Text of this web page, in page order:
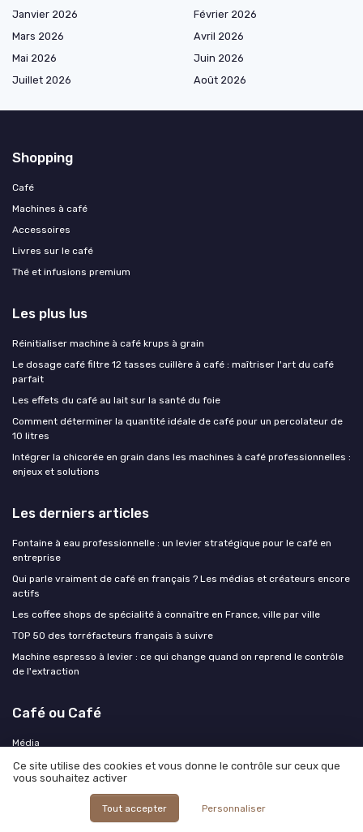
Janvier 2026
Février 2026
Mars 2026
Avril 2026
Mai 2026
Juin 2026
Juillet 2026
Août 2026
Shopping
Café
Machines à café
Accessoires
Livres sur le café
Thé et infusions premium
Les plus lus
Réinitialiser machine à café krups à grain
Le dosage café filtre 12 tasses cuillère à café : maîtriser l'art du café
parfait
Les effets du café au lait sur la santé du foie
Comment déterminer la quantité idéale de café pour un percolateur de
10 litres
Intégrer la chicorée en grain dans les machines à café professionnelles :
enjeux et solutions
Les derniers articles
Fontaine à eau professionnelle : un levier stratégique pour le café en
entreprise
Qui parle vraiment de café en français ? Les médias et créateurs encore
actifs
Les coffee shops de spécialité à connaître en France, ville par ville
TOP 50 des torréfacteurs français à suivre
Machine espresso à levier : ce qui change quand on reprend le contrôle
de l'extraction
Café ou Café
Média
Marketplace
Outils pratiques
Ce site utilise des cookies et vous donne le contrôle sur ceux que
vous souhaitez activer
Tout accepter Personnaliser